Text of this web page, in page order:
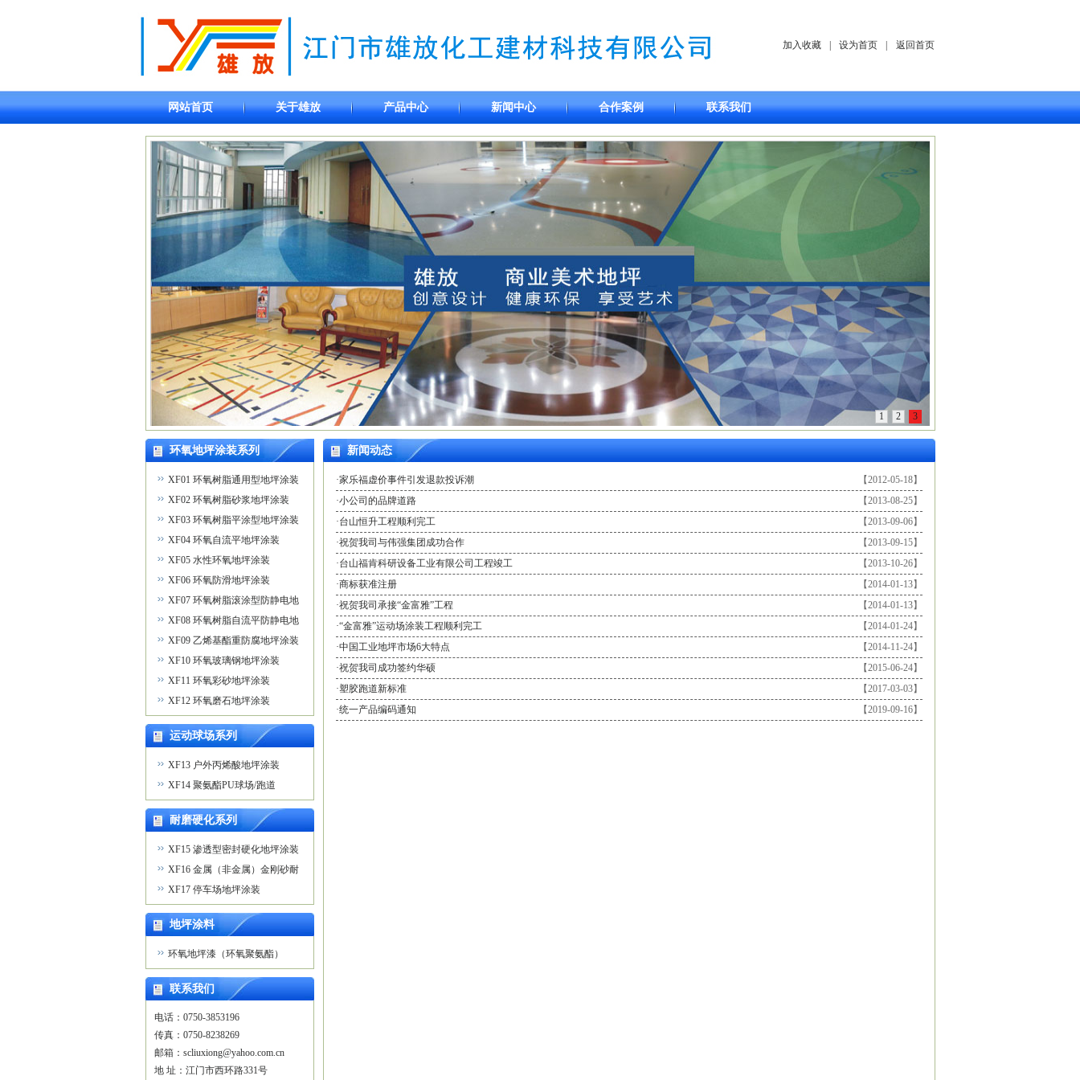
加入收藏 设为首页 返回首页
网站首页 关于雄放 产品中心 新闻中心 合作案例 联系我们
1 2 3
环氧地坪涂装系列
XF01 环氧树脂通用型地坪涂装
XF02 环氧树脂砂浆地坪涂装
XF03 环氧树脂平涂型地坪涂装
XF04 环氧自流平地坪涂装
XF05 水性环氧地坪涂装
XF06 环氧防滑地坪涂装
XF07 环氧树脂滚涂型防静电地
坪涂装
XF08 环氧树脂自流平防静电地
坪涂装
XF09 乙烯基酯重防腐地坪涂装
XF10 环氧玻璃钢地坪涂装
XF11 环氧彩砂地坪涂装
XF12 环氧磨石地坪涂装
运动球场系列
XF13 户外丙烯酸地坪涂装
XF14 聚氨酯PU球场/跑道
耐磨硬化系列
XF15 渗透型密封硬化地坪涂装
XF16 金属（非金属）金刚砂耐
磨地坪涂装
XF17 停车场地坪涂装
地坪涂料
环氧地坪漆（环氧聚氨酯）
联系我们
电话：0750-3853196
传真：0750-8238269
邮箱：scliuxiong@yahoo.com.cn
地 址：江门市西环路331号
新闻动态
·家乐福虚价事件引发退款投诉潮
【2012-05-18】
·小公司的品牌道路
【2013-08-25】
·台山恒升工程顺利完工
【2013-09-06】
·祝贺我司与伟强集团成功合作
【2013-09-15】
·台山福肯科研设备工业有限公司工程竣工
【2013-10-26】
·商标获准注册
【2014-01-13】
·祝贺我司承接“金富雅”工程
【2014-01-13】
·“金富雅”运动场涂装工程顺利完工
【2014-01-24】
·中国工业地坪市场6大特点
【2014-11-24】
·祝贺我司成功签约华硕
【2015-06-24】
·塑胶跑道新标准
【2017-03-03】
·统一产品编码通知
【2019-09-16】